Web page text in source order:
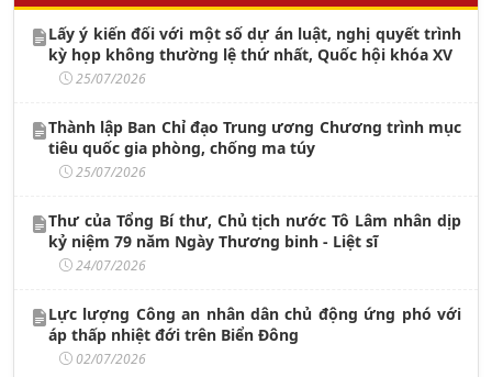
Lấy ý kiến đối với một số dự án luật, nghị quyết trình
kỳ họp không thường lệ thứ nhất, Quốc hội khóa XV
25/07/2026
Thành lập Ban Chỉ đạo Trung ương Chương trình mục
tiêu quốc gia phòng, chống ma túy
25/07/2026
Thư của Tổng Bí thư, Chủ tịch nước Tô Lâm nhân dịp
kỷ niệm 79 năm Ngày Thương binh - Liệt sĩ
24/07/2026
Lực lượng Công an nhân dân chủ động ứng phó với
áp thấp nhiệt đới trên Biển Đông
02/07/2026